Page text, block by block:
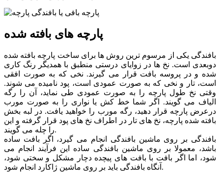
پارچه های بافته شده
بافندگی یکی از مرسوم ترین روش ها برای ساخت پارچه بافته شده
دوبعدی است. نخ ها در زوایای درستی منطبق با همدیگر رنگ کاری
شده و در پروسه بافت قرار می گیرند. نخی که به صورت افقی
است، تار و نخی که به صورت عمودی است، پود نامیده می شوند.
وقتی نخ طول پارچه را به صورت عمودی طی نماید، آن را رگه
الیاف می گویند. اگر شما خط کش یا نواری را به صورت مورب
درعرض پارچه قرار دهید، رگه مورب را خواهید یافت. در لبه بخش
بافته شده پارچه، نخ های تار در اطراف نخ های پود قرار گرفته و این
را چله می گویند.
بافندگی بر روی ماشین بافندگی انجام می گیرد، اگر بافت ساده
باشد، معمولا بر روی ماشین بافندگی ساده این فرآیند انجام می
شود، اما اگر بافت با بافت های پیچده دچار مشکل و سختی شود،
آنگاه بافندگی باید بر روی ماشین ژاکارد انجام شود.